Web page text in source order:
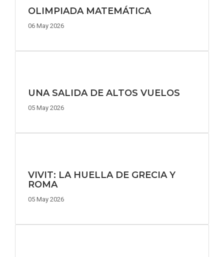
OLIMPIADA MATEMÁTICA
06 May 2026
UNA SALIDA DE ALTOS VUELOS
05 May 2026
VIVIT: LA HUELLA DE GRECIA Y
ROMA
05 May 2026